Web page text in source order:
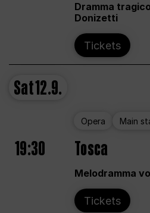
Dramma
Donizetti
Tickets
Sat12.9.
Opera Main
19:30 Tosca
Melodramma
Tickets